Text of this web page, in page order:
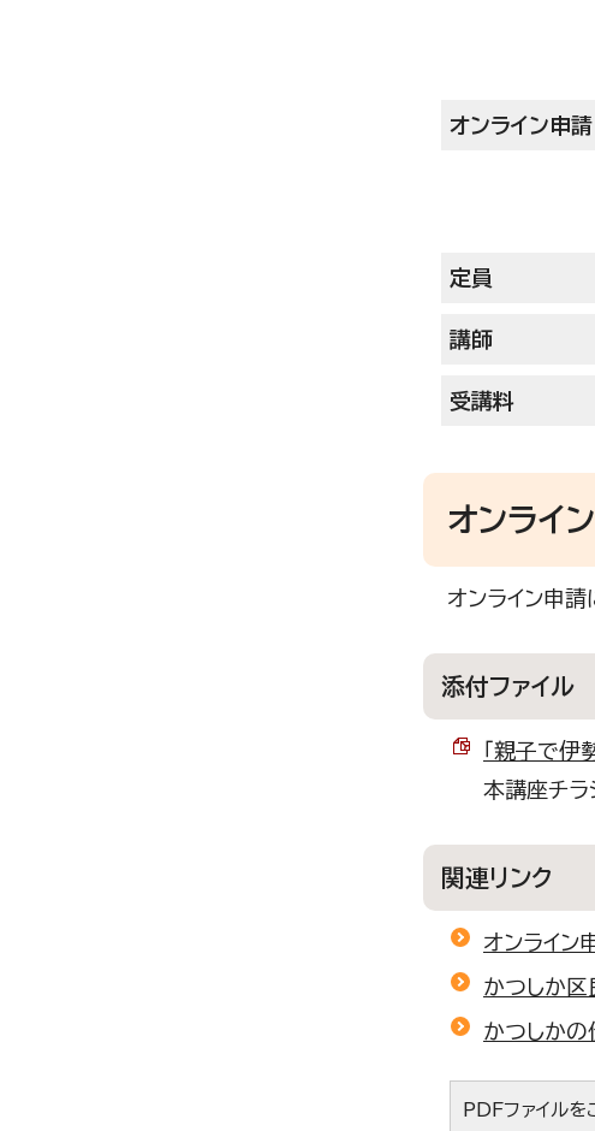
オンライン申請
定員
講師
受講料
オンライ
オンライン申
添付ファイル
「親子で
本講座チ
関連リンク
オンライン
かつしか区
かつしか
PDFファイル